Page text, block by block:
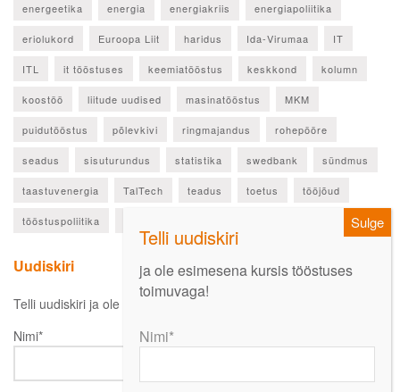
energeetika energia energiakriis energiapoliitika
eriolukord Euroopa Liit haridus Ida-Virumaa IT
ITL it tööstuses keemiatööstus keskkond kolumn
koostöö liitude uudised masinatööstus MKM
puidutööstus põlevkivi ringmajandus rohepööre
seadus sisuturundus statistika swedbank sündmus
taastuvenergia TalTech teadus toetus tööjõud
tööstuspoliitika
Uudiskiri
Telli uudiskiri ja ole esimesena kursis oluliste uudistega!
Nimi*
ja ole esimesena kursis tööstuses
toimuvaga!
Nimi*